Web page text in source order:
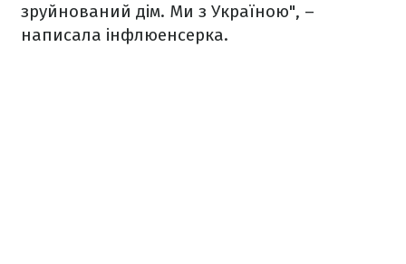
зруйнований дім. Ми з Україною", –
написала інфлюенсерка.